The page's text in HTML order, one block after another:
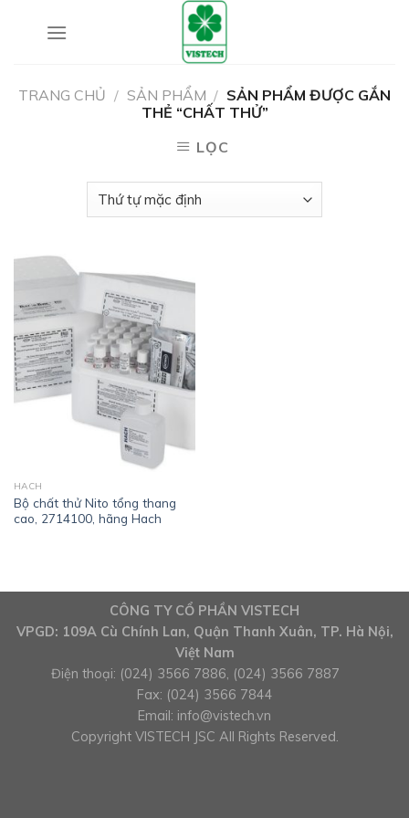
TRANG CHỦ / SẢN PHẨM / SẢN PHẨM ĐƯỢC GẮN
THẺ “CHẤT THỬ”
LỌC
HACH
Bộ chất thử Nito tổng thang
cao, 2714100, hãng Hach
CÔNG TY CỔ PHẦN VISTECH
VPGD: 109A Cù Chính Lan, Quận Thanh Xuân, TP. Hà Nội,
Việt Nam
Điện thoại: (024) 3566 7886, (024) 3566 7887
Fax: (024) 3566 7844
Email: info@vistech.vn
Copyright VISTECH JSC All Rights Reserved.